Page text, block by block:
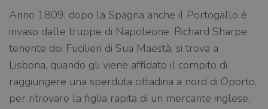
Anno 1809: dopo la Spagna anche il Portogallo è
invaso dalle truppe di Napoleone. Richard Sharpe,
tenente dei Fucilieri di Sua Maestà, si trova a
Lisbona, quando gli viene affidato il compito di
raggiungere una sperduta cittadina a nord di Oporto,
per ritrovare la figlia rapita di un mercante inglese,